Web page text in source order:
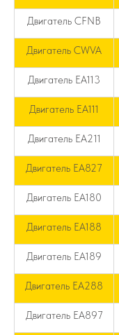
Двигатель CFNB
Двигатель CWVA
Двигатель EA113
Двигатель EA111
Двигатель EA211
Двигатель EA827
Двигатель EA180
Двигатель EA188
Двигатель EA189
Двигатель EA288
Двигатель EA897